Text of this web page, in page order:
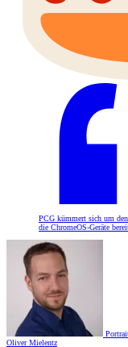
PCG kümmert sich um
die ChromeOS-Geräte
Oliver Mielentz